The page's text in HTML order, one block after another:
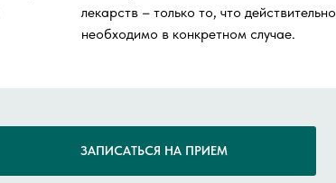
лекарств – только то, что действительно
необходимо в конкретном случае.
ЗАПИСАТЬСЯ НА ПРИЕМ